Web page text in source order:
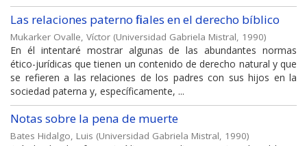
Las relaciones paterno filiales en el derecho bíblico
Mukarker Ovalle, Víctor (Universidad Gabriela Mistral, 1990)
En él intentaré mostrar algunas de las abundantes normas
ético-jurídicas que tienen un contenido de derecho natural y que
se refieren a las relaciones de los padres con sus hijos en la
sociedad paterna y, específicamente, ...
Notas sobre la pena de muerte
Bates Hidalgo, Luis (Universidad Gabriela Mistral, 1990)